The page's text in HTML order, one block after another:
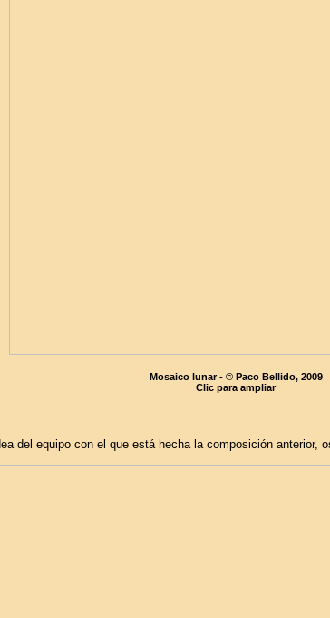
Mosaico lunar - © Paco Bellido, 2009
Clic para ampliar
del equipo con el que está hecha la composición anterior,